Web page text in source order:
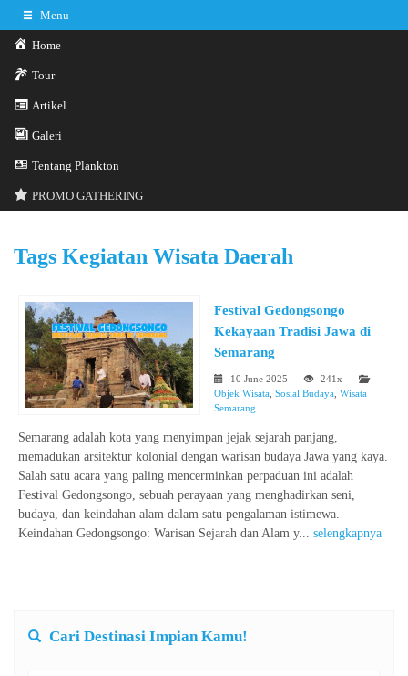
Menu
Home
Tour
Artikel
Galeri
Tentang Plankton
PROMO GATHERING
Tags Kegiatan Wisata Daerah
Festival Gedongsongo
Kekayaan Tradisi Jawa di
Semarang
10 June 2025
241x
Objek Wisata Sosial Budaya Wisata
Semarang
Semarang adalah kota yang menyimpan jejak sejarah panjang,
memadukan arsitektur kolonial dengan warisan budaya Jawa yang kaya.
Salah satu acara yang paling mencerminkan perpaduan ini adalah
Festival Gedongsongo, sebuah perayaan yang menghadirkan seni,
budaya, dan keindahan alam dalam satu pengalaman istimewa.
Keindahan Gedongsongo: Warisan Sejarah dan Alam y... selengkapnya
Cari Destinasi Impian Kamu!